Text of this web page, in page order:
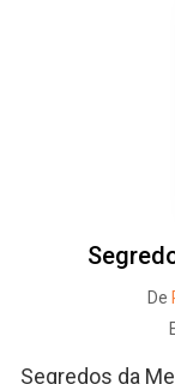
De
Segredos da